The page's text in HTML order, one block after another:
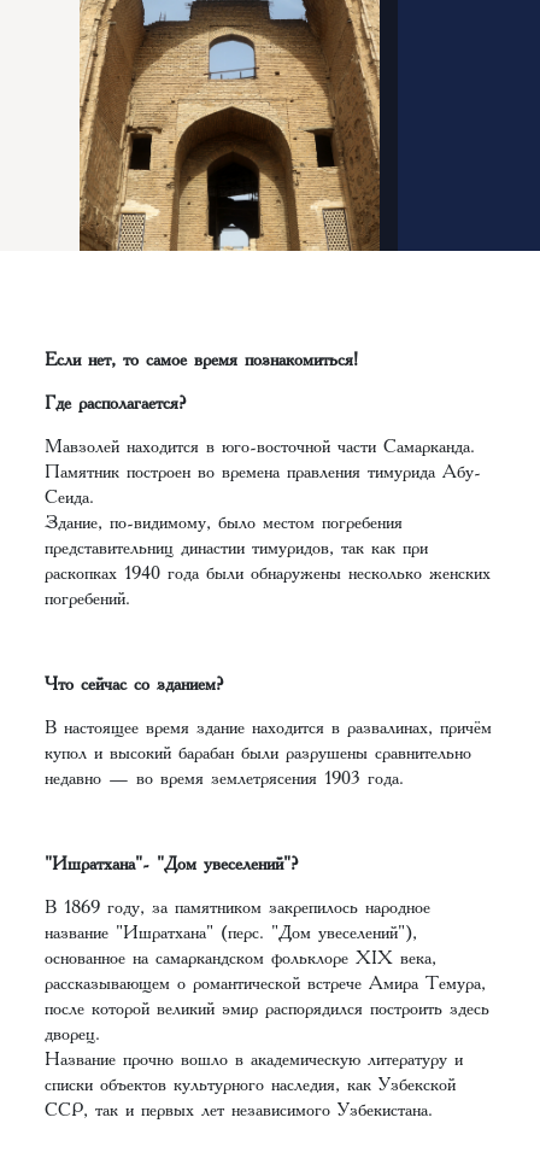
Если нет, то самое время познакомиться!
Где располагается?
Мавзолей находится в юго-восточной части Самарканда.
Памятник построен во времена правления тимурида Абу-
Сеида.
Здание, по-видимому, было местом погребения
представительниц династии тимуридов, так как при
раскопках 1940 года были обнаружены несколько женских
погребений.
Что сейчас со зданием?
В настоящее время здание находится в развалинах, причём
купол и высокий барабан были разрушены сравнительно
недавно — во время землетрясения 1903 года.
"Ишратхана"- "Дом увеселений"?
В 1869 году, за памятником закрепилось народное
название "Ишратхана" (перс. "Дом увеселений"),
основанное на самаркандском фольклоре XIX века,
рассказывающем о романтической встрече Амира Темура,
после которой великий эмир распорядился построить здесь
дворец.
Название прочно вошло в академическую литературу и
списки объектов культурного наследия, как Узбекской
ССР, так и первых лет независимого Узбекистана.